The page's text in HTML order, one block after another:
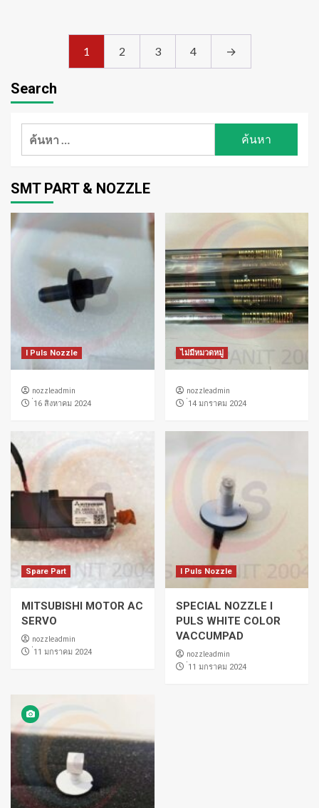
1 2 3 4 →
Search
ค้นหา
SMT PART & NOZZLE
I Puls Nozzle
nozzleadmin
่16 สิงหาคม 2024
ไม่มีหมวดหมู่
nozzleadmin
่14 มกราคม 2024
Spare Part
MITSUBISHI MOTOR AC
SERVO
nozzleadmin
่11 มกราคม 2024
I Puls Nozzle
SPECIAL NOZZLE I
PULS WHITE COLOR
VACCUMPAD
nozzleadmin
่11 มกราคม 2024